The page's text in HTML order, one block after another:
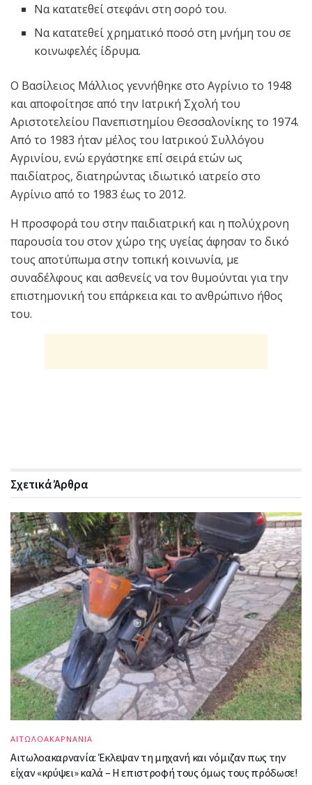
Να κατατεθεί στεφάνι στη σορό του.
Να κατατεθεί χρηματικό ποσό στη μνήμη του σε
κοινωφελές ίδρυμα.
Ο Βασίλειος Μάλλιος γεννήθηκε στο Αγρίνιο το 1948
και αποφοίτησε από την Ιατρική Σχολή του
Αριστοτελείου Πανεπιστημίου Θεσσαλονίκης το 1974.
Από το 1983 ήταν μέλος του Ιατρικού Συλλόγου
Αγρινίου, ενώ εργάστηκε επί σειρά ετών ως
παιδίατρος, διατηρώντας ιδιωτικό ιατρείο στο
Αγρίνιο από το 1983 έως το 2012.
Η προσφορά του στην παιδιατρική και η πολύχρονη
παρουσία του στον χώρο της υγείας άφησαν το δικό
τους αποτύπωμα στην τοπική κοινωνία, με
συναδέλφους και ασθενείς να τον θυμούνται για την
επιστημονική του επάρκεια και το ανθρώπινο ήθος
του.
ΣχετικάΆρθρα
ΑΙΤΩΛΟΑΚΑΡΝΑΝΙΑ
Αιτωλοακαρνανία: Έκλεψαν τη μηχανή και νόμιζαν πως την
είχαν «κρύψει» καλά – Η επιστροφή τους όμως τους πρόδωσε!